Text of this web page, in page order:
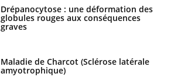
Drépanocytose : une déformation des
globules rouges aux conséquences
graves
Maladie de Charcot (Sclérose latérale
amyotrophique)